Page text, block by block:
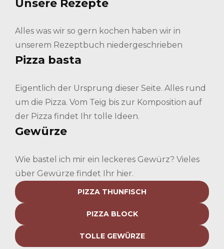
Unsere Rezepte
Alles was wir so gern kochen haben wir in
unserem Rezeptbuch niedergeschrieben
Pizza basta
Eigentlich der Ursprung dieser Seite. Alles rund
um die Pizza. Vom Teig bis zur Komposition auf
der Pizza findet Ihr tolle Ideen.
Gewürze
Wie bastel ich mir ein leckeres Gewürz? Vieles
über Gewürze findet Ihr hier.
PIZZA THUNFISCH
PIZZA BLOCK
TOLLE GEWÜRZE